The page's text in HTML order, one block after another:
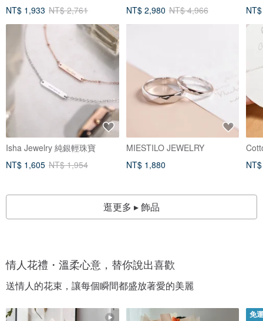
NT$ 1,933 NT$ 2,761
Isha Jewelry 純銀輕珠寶
NT$ 1,605 NT$ 1,954
NT$ 2,980 NT$ 4,966
MIESTILO JEWELRY
NT$ 1,880
逛更多 ▸ 飾品
情人花禮・溫柔心意，替你說出喜歡
送情人的花束，讓每個瞬間都盛放著愛的美麗
免